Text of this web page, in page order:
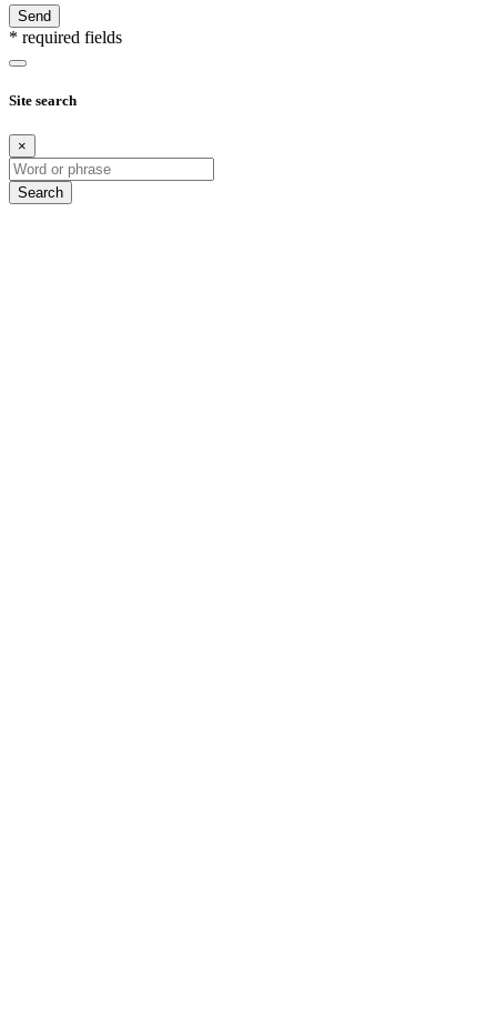
Send
* required fields
Site search
×
Search